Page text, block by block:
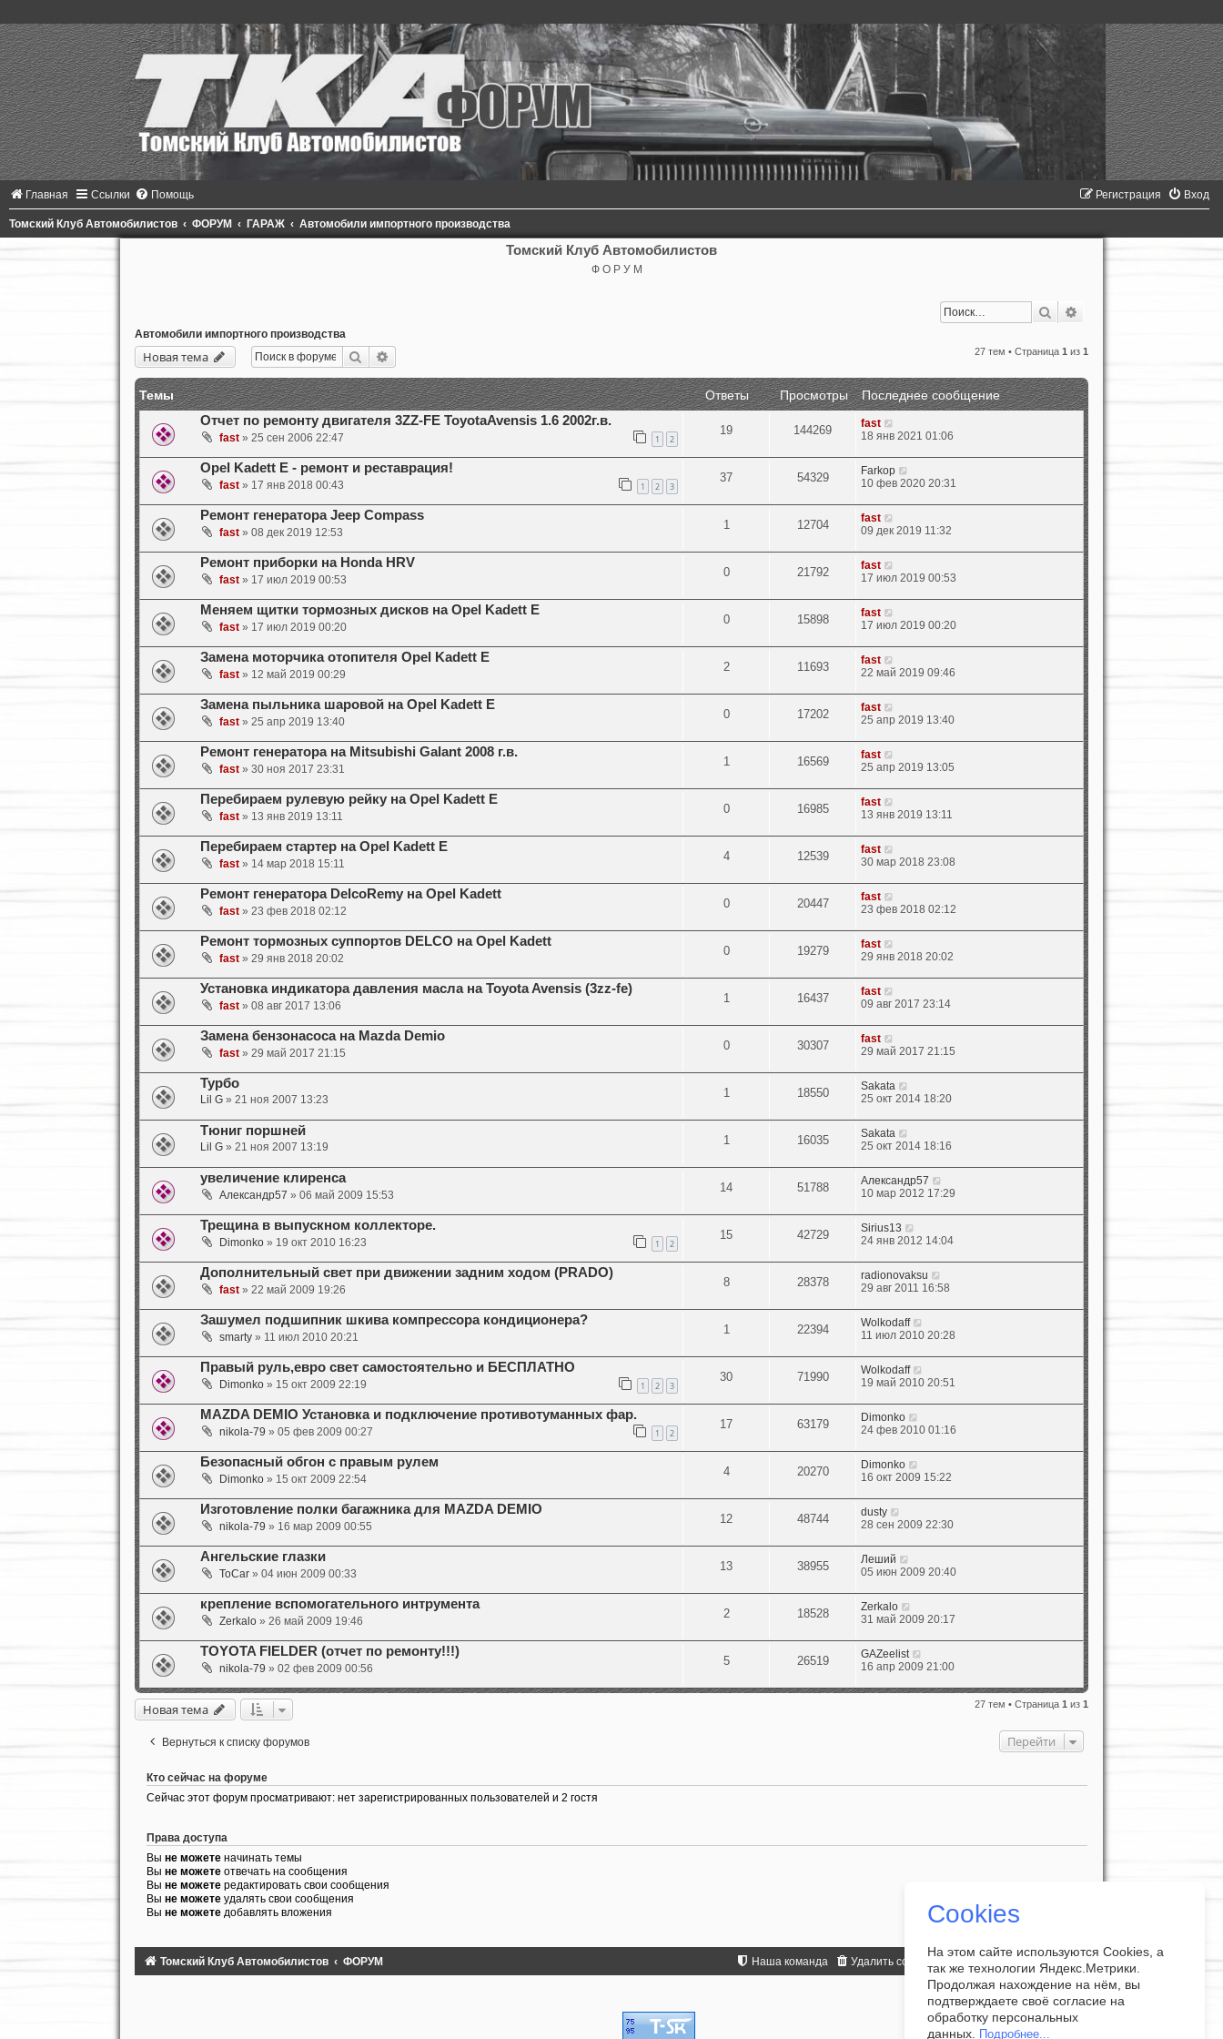
Главная Ссылки Помощь Вход
Регистрация
Томский Клуб Автомобилистов ФОРУМ ГАРАЖ Автомобили импортного производства
Томский Клуб Автомобилистов
Ф О Р У М
Поиск
Автомобили импортного производства
Новая тема Поиск 27 тем • Страница1 из1
Темы Ответы Просмотры
Последнее сообщение
Отчет по ремонту двигателя 3ZZ-FE ToyotaAvensis 1.6 2002г.в.
fast» 25 сен 2006 22:47 1 2
19 144269
fast
18 янв 2021 01:06
Opel Kadett E - ремонт и реставрация!
fast» 17 янв 2018 00:43 1 2 3
37 54329
Farkop
10 фев 2020 20:31
Ремонт генератора Jeep Compass
fast» 08 дек 2019 12:53
1 12704
fast
09 дек 2019 11:32
Ремонт приборки на Honda HRV
fast» 17 июл 2019 00:53
0 21792
fast
17 июл 2019 00:53
Меняем щитки тормозных дисков на Opel Kadett E
fast» 17 июл 2019 00:20
0 15898
fast
17 июл 2019 00:20
Замена моторчика отопителя Opel Kadett E
fast» 12 май 2019 00:29
2 11693
fast
22 май 2019 09:46
Замена пыльника шаровой на Opel Kadett E
fast» 25 апр 2019 13:40
0 17202
fast
25 апр 2019 13:40
Ремонт генератора на Mitsubishi Galant 2008 г.в.
fast» 30 ноя 2017 23:31
1 16569
fast
25 апр 2019 13:05
Перебираем рулевую рейку на Opel Kadett E
fast» 13 янв 2019 13:11
0 16985
fast
13 янв 2019 13:11
Перебираем стартер на Opel Kadett E
fast» 14 мар 2018 15:11
4 12539
fast
30 мар 2018 23:08
Ремонт генератора DelcoRemy на Opel Kadett
fast» 23 фев 2018 02:12
0 20447
fast
23 фев 2018 02:12
Ремонт тормозных суппортов DELCO на Opel Kadett
fast» 29 янв 2018 20:02
0 19279
fast
29 янв 2018 20:02
Установка индикатора давления масла на Toyota Avensis (3zz-fe)
fast» 08 авг 2017 13:06
1 16437
fast
09 авг 2017 23:14
Замена бензонасоса на Mazda Demio
fast» 29 май 2017 21:15
0 30307
fast
29 май 2017 21:15
Турбо
Lil G» 21 ноя 2007 13:23
1 18550
Sakata
25 окт 2014 18:20
Тюниг поршней
Lil G» 21 ноя 2007 13:19
1 16035
Sakata
25 окт 2014 18:16
увеличение клиренса
Александр57 » 06 май 2009 15:53
14 51788
Александр57
10 мар 2012 17:29
Трещина в выпускном коллекторе.
Dimonko» 19 окт 2010 16:23 1 2
15 42729
Sirius13
24 янв 2012 14:04
Дополнительный свет при движении задним ходом (PRADO)
fast» 22 май 2009 19:26
8 28378
radionovaksu
29 авг 2011 16:58
Зашумел подшипник шкива компрессора кондиционера?
smarty» 11 июл 2010 20:21
1 22394
Wolkodaff
11 июл 2010 20:28
Правый руль,евро свет самостоятельно и БЕСПЛАТНО
Dimonko» 15 окт 2009 22:19 1 2 3
30 71990
Wolkodaff
19 май 2010 20:51
MAZDA DEMIO Установка и подключение противотуманных фар.
nikola-79 » 05 фев 2009 00:27 1 2
17 63179
Dimonko
24 фев 2010 01:16
Безопасный обгон с правым рулем
Dimonko» 15 окт 2009 22:54
4 20270
Dimonko
16 окт 2009 15:22
Изготовление полки багажника для MAZDA DEMIO
nikola-79 » 16 мар 2009 00:55
12 48744
dusty
28 сен 2009 22:30
Ангельские глазки
ToCar» 04 июн 2009 00:33
13 38955
Леший
05 июн 2009 20:40
крепление вспомогательного интрумента
Zerkalo» 26 май 2009 19:46
2 18528
Zerkalo
31 май 2009 20:17
TOYOTA FIELDER (отчет по ремонту!!!)
nikola-79 » 02 фев 2009 00:56
5 26519
GAZeelist
16 апр 2009 21:00
Новая тема 27 тем • Страница1 из1
Вернуться к списку форумов Перейти
Кто сейчас на форуме
Сейчас этот форум просматривают: нет зарегистрированных пользователей и 2 гостя
Права доступа
Вы не можетеначинать темы
Вы не можетеотвечать на сообщения
Вы не можетередактировать свои сообщения
Вы не можетеудалять свои сообщения
Вы не можетедобавлять вложения
Томский Клуб Автомобилистов ФОРУМ UTC+07:00
Удалить cookies
Наша команда
Cookies
На этом сайте используются Cookies, а
так же технологии Яндекс.Метрики.
Продолжая нахождение на нём, вы
подтверждаете своё согласие на
обработку персональных
данных.
Подробнее...